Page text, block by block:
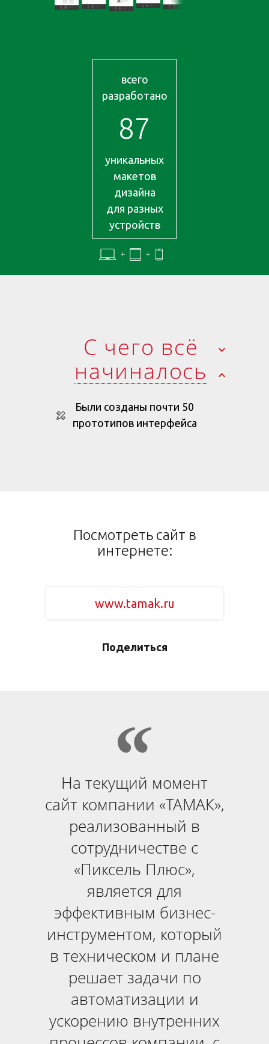
всего
разработано
87
уникальных
макетов
дизайна
для разных
устройств
С чего всё
начиналось
Были созданы почти 50
прототипов интерфейса
Посмотреть сайт в
интернете:
www.tamak.ru
Поделиться
На текущий момент
сайт компании «ТАМАК»,
реализованный в
сотрудничестве с
«Пиксель Плюс»,
является для
эффективным бизнес-
инструментом, который
в техническом и плане
решает задачи по
автоматизации и
ускорению внутренних